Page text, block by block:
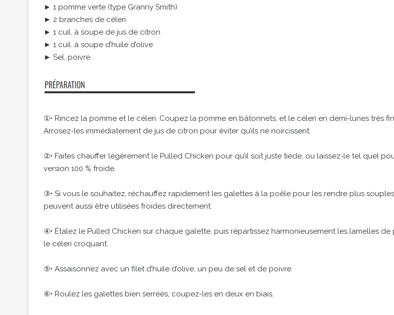
► 1 pomme verte (type Granny Smith)
► 2 branches de céleri
► 1 cuil. à soupe de jus de citron
► 1 cuil. à soupe d’huile d’olive
► Sel, poivre
①• Rincez la pomme et le céleri. Coupez la pomme en bâtonnets, et le céleri en demi-lunes très
Arrosez-les immédiatement de jus de citron pour éviter qu’ils ne noircissent.
②• Faites chauffer légèrement le Pulled Chicken pour qu’il soit juste tiède, ou laissez-le tel quel
version 100 % froide.
③• Si vous le souhaitez, réchauffez rapidement les galettes à la poêle pour les rendre plus
peuvent aussi être utilisées froides directement.
④• Étalez le Pulled Chicken sur chaque galette, puis répartissez harmonieusement les lamelles de
le céleri croquant.
⑤• Assaisonnez avec un filet d’huile d’olive, un peu de sel et de poivre.
⑥• Roulez les galettes bien serrées, coupez-les en deux en biais.